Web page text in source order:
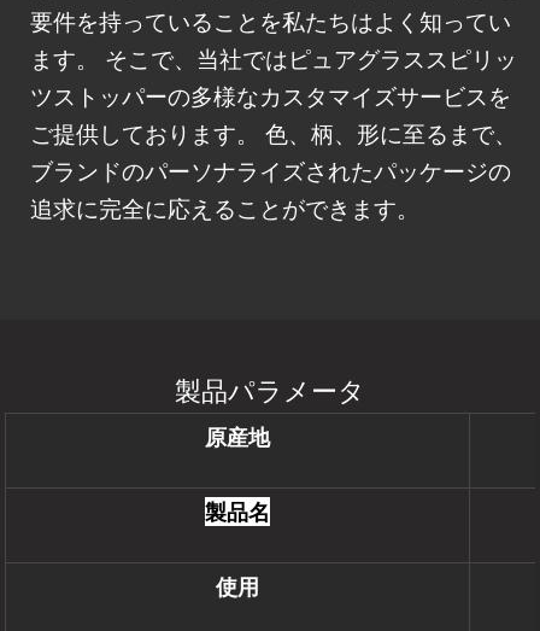
要件を持っていることを私たちはよく知ってい
ます。 そこで、当社ではピュアグラススピリッ
ツストッパーの多様なカスタマイズサービスを
ご提供しております。 色、柄、形に至るまで、
ブランドのパーソナライズされたパッケージの
追求に完全に応えることができます。
製品パラメータ
原産地
製品名
使用